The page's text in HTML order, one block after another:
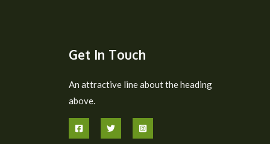
Get In Touch
An attractive line about the heading
above.